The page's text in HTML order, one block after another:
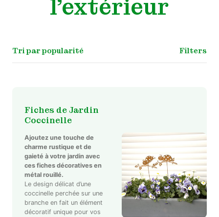
l'extérieur
Filters
Fiches de Jardin
Coccinelle
Ajoutez une touche de
charme rustique et de
gaieté à votre jardin avec
ces fiches décoratives en
métal rouillé.
Le design délicat d’une
coccinelle perchée sur une
branche en fait un élément
décoratif unique pour vos